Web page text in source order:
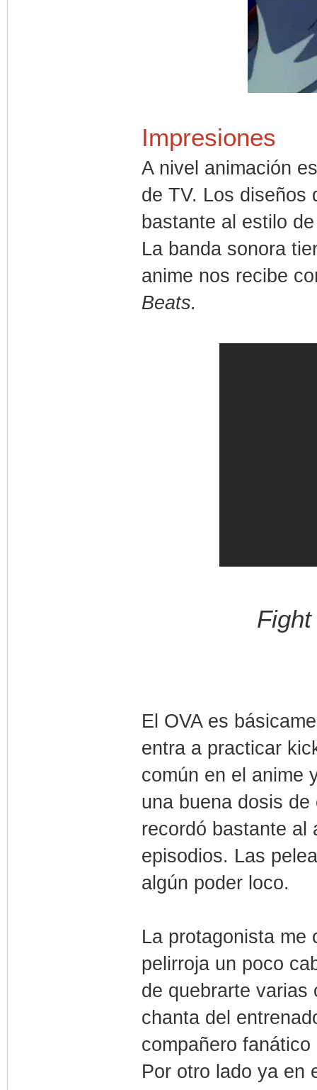
Impresiones
A nivel animación
de TV. Los diseños
bastante al estilo
La banda sonora
anime nos recibe
Beats.
El OVA es
entra a practicar
común en el anime
una buena dosis
recordó bastante al
episodios. Las
algún poder loco.
La protagonista me
pelirroja un poco
de quebrarte varias
chanta del
compañero
Por otro lado ya en